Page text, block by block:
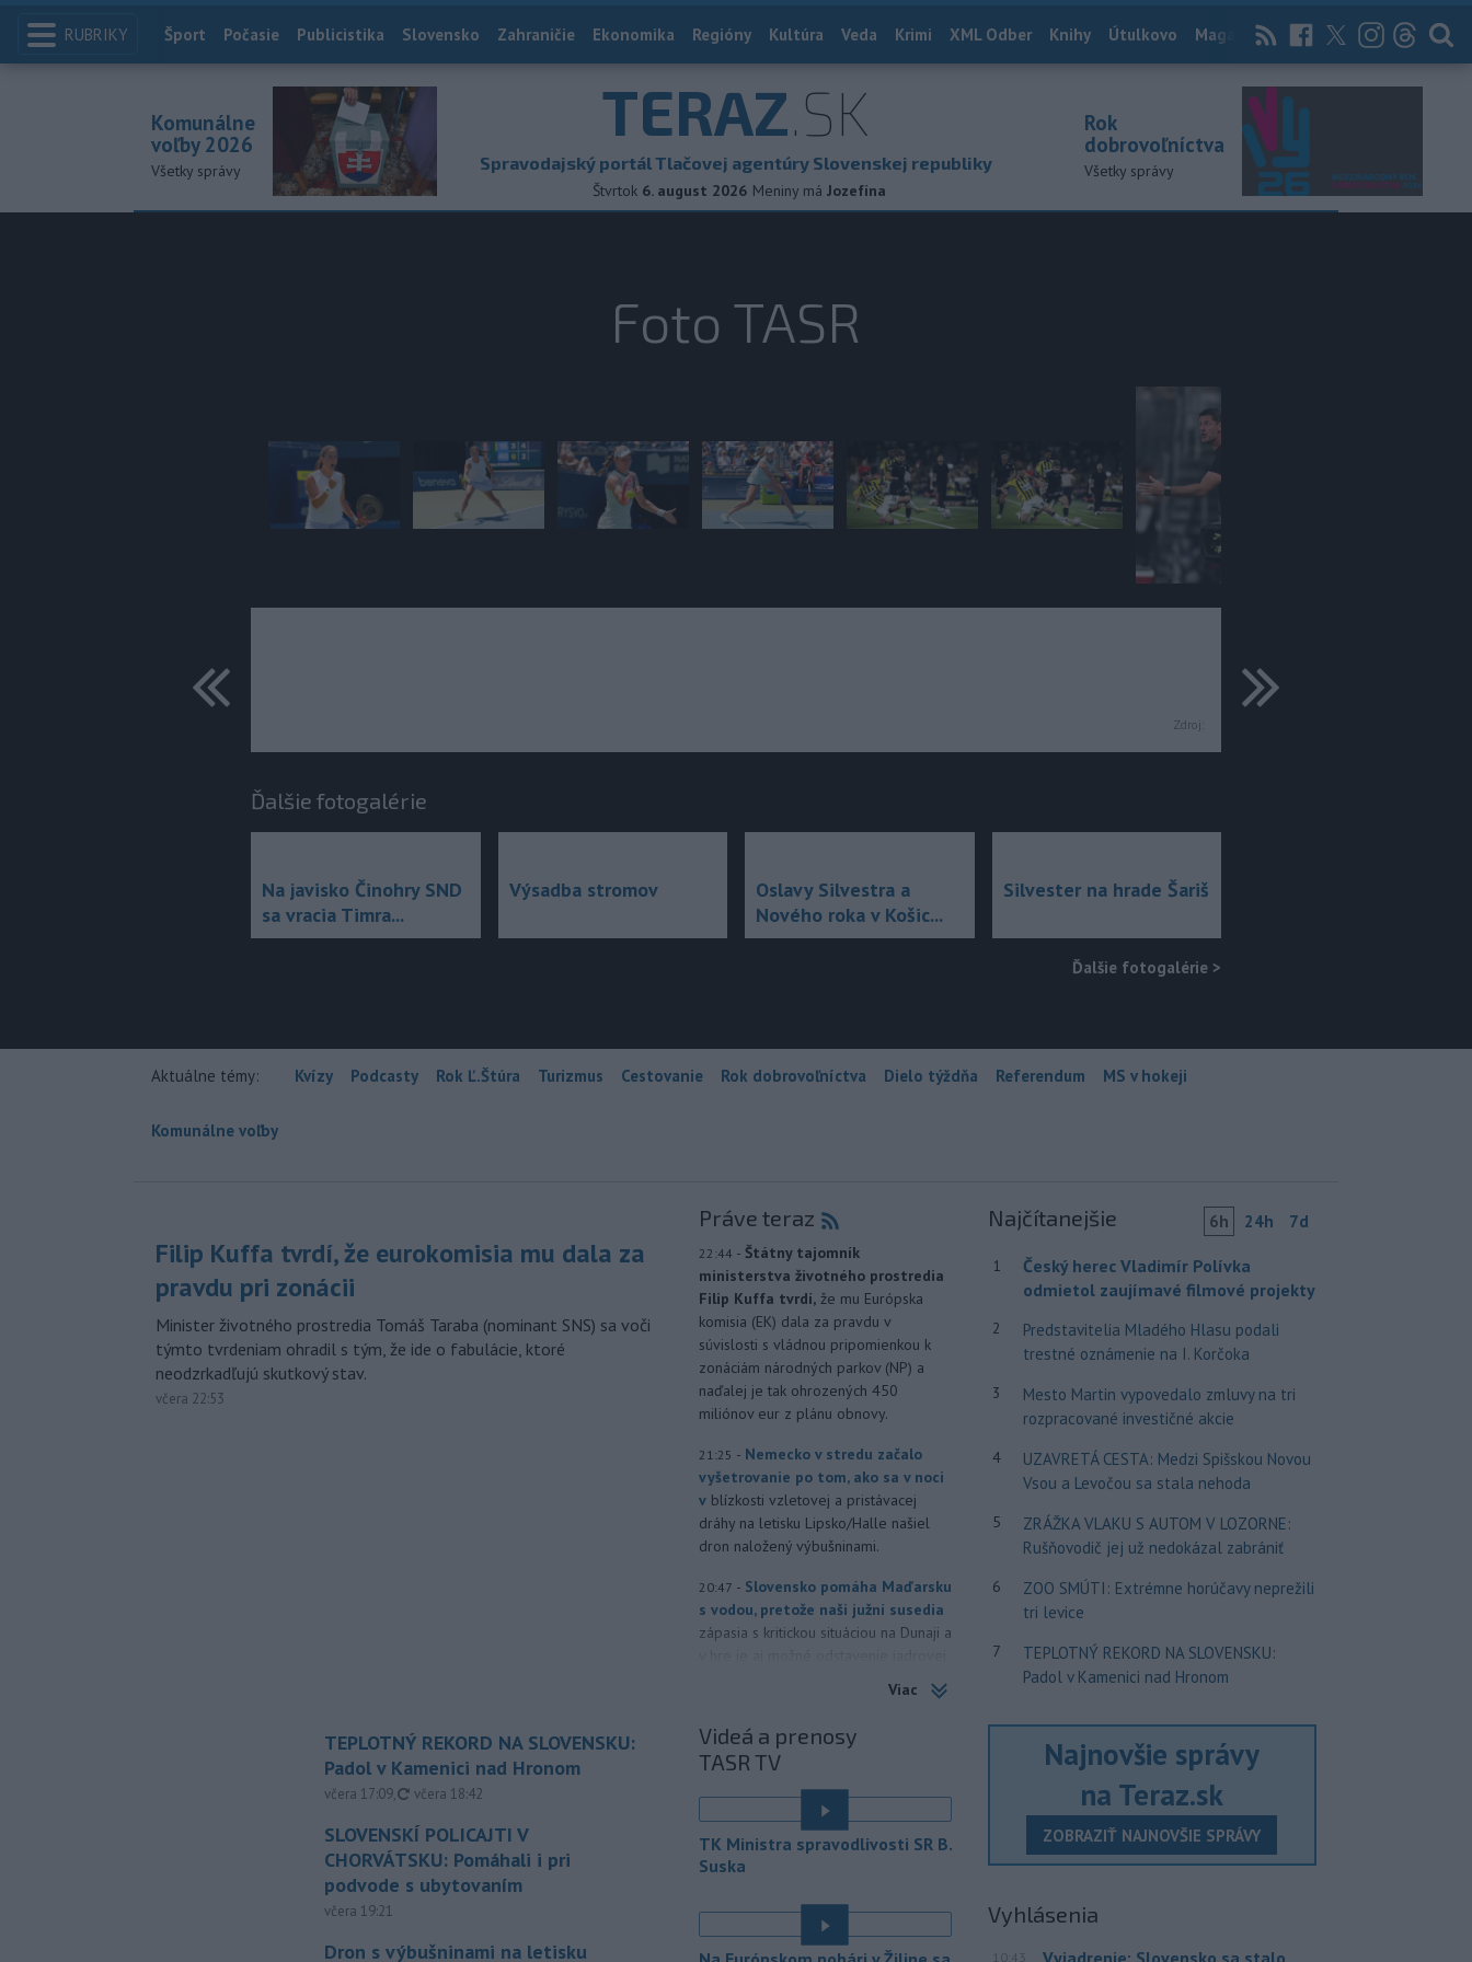
RUBRIKY Index
Šport Počasie Publicistika Slovensko Zahraničie Ekonomika Regióny Kultúra Veda Krimi XML Odber Knihy Útulkovo Magazín News Now Archív
TERAZ.SK
Spravodajský portál Tlačovej agentúry Slovenskej republiky
Štvrtok 6. august 2026 Meniny má Jozefína
Komunálne
voľby 2026
Všetky správy
Rok
dobrovoľníctva
Všetky správy
Foto TASR
Zdroj:
predchádzajúce ďalšie
Ďalšie fotogalérie
Na javisko Činohry SND
sa vracia Timra...
Výsadba stromov
Oslavy Silvestra a
Nového roka v Košic...
Silvester na hrade Šariš
Ďalšie fotogalérie >
Aktuálne témy: Kvízy Podcasty Rok Ľ.Štúra Turizmus Cestovanie Rok dobrovoľníctva Dielo týždňa Referendum MS v hokeji
Komunálne voľby
Filip Kuffa tvrdí, že eurokomisia mu dala za
pravdu pri zonácii
Minister životného prostredia Tomáš Taraba (nominant SNS) sa voči
týmto tvrdeniam ohradil s tým, že ide o fabulácie, ktoré
neodzrkadľujú skutkový stav.
včera 22:53
TEPLOTNÝ REKORD NA SLOVENSKU:
Padol v Kamenici nad Hronom
včera 17:09, aktualizované
včera 18:42
SLOVENSKÍ POLICAJTI V
CHORVÁTSKU: Pomáhali i pri
podvode s ubytovaním
včera 19:21
Dron s výbušninami na letisku
Práve teraz
22:44 - Štátny tajomník
ministerstva životného prostredia
Filip Kuffa tvrdí, že mu Európska
komisia (EK) dala za pravdu v
súvislosti s vládnou pripomienkou k
zonáciám národných parkov (NP) a
naďalej je tak ohrozených 450
miliónov eur z plánu obnovy.
21:25 - Nemecko v stredu začalo
vyšetrovanie po tom, ako sa v noci
v blízkosti vzletovej a pristávacej
dráhy na letisku Lipsko/Halle našiel
dron naložený výbušninami.
20:47 - Slovensko pomáha Maďarsku
s vodou, pretože naši južní susedia
zápasia s kritickou situáciou na Dunaji a
objavila ďalší podzemný tunel,
ktorý mal
slúžiť na nelegálne
prevádzanie migrantov z Bieloruska
na územie tohto členského štátu
Európskej únie.
20:08 - Ruská dezinformačná
kandidáta, bývalého
centristického premiéra Attala. Ako
Viac
Videá a prenosy
TASR TV
TK Ministra spravodlivosti SR B.
Suska
Najčítanejšie 6h 24h 7d
1
Český herec Vladimír Polívka
odmietol zaujímavé filmové projekty
2
Predstavitelia Mladého Hlasu podali
trestné oznámenie na I. Korčoka
3
Mesto Martin vypovedalo zmluvy na tri
rozpracované investičné akcie
4
UZAVRETÁ CESTA: Medzi Spišskou Novou
Vsou a Levočou sa stala nehoda
5
ZRÁŽKA VLAKU S AUTOM V LOZORNE:
Rušňovodič jej už nedokázal zabrániť
6
ZOO SMÚTI: Extrémne horúčavy neprežili
tri levice
7
TEPLOTNÝ REKORD NA SLOVENSKU:
Padol v Kamenici nad Hronom
Najnovšie správy
na Teraz.sk
ZOBRAZIŤ NAJNOVŠIE SPRÁVY
Vyhlásenia
10:43
Vyjadrenie: Slovensko sa stalo